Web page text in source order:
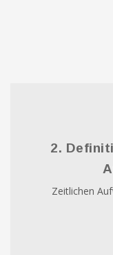
2.
Zeitlichen